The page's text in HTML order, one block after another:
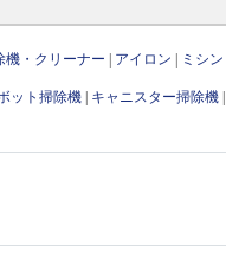
機・クリーナー アイロン ミシン
ット掃除機 キャニスター掃除機